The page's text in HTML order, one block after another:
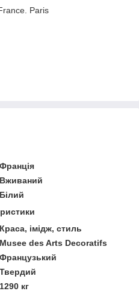
Paris
Франція
Вживаний
Білий
Краса, імідж, стиль
Musee des Arts Decoratifs
Французький
Твердий
1290 кг